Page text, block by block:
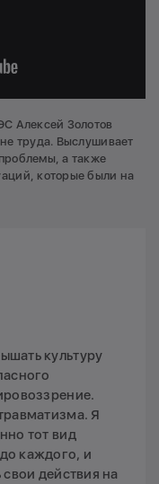
Алексей Золотов
труда. Выслушивает
а также
которые были на
культуру
Я
тот вид
каждого, и
свои действия на